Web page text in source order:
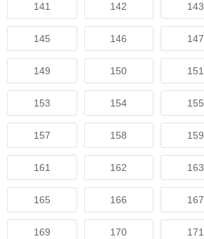
141 142 143
145 146 147
149 150 151
153 154 155
157 158 159
161 162 163
165 166 167
169 170 171